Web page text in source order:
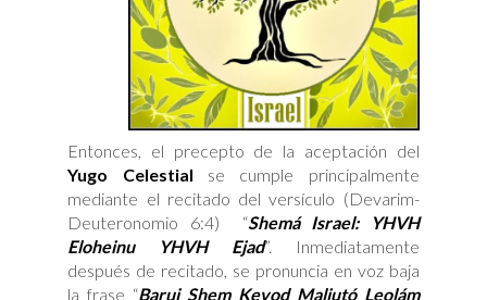
Entonces, el precepto de la aceptación del
Yugo Celestial se cumple principalmente
mediante el recitado del versículo (Devarim-
Deuteronomio 6:4) “Shemá Israel: YHVH
Eloheinu YHVH Ejad”. Inmediatamente
después de recitado, se pronuncia en voz baja
la frase “Baruj Shem Kevod Maljutó Leolám